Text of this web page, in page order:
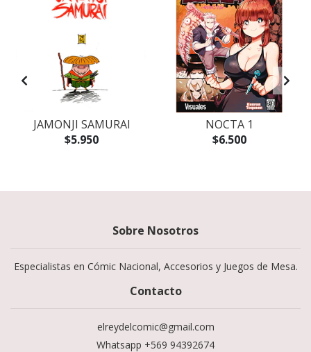
JAMONJI SAMURAI
$5.950
NOCTA 1
$6.500
Sobre Nosotros
Especialistas en Cómic Nacional, Accesorios y Juegos de Mesa.
Contacto
elreydelcomic@gmail.com
Whatsapp +569 94392674